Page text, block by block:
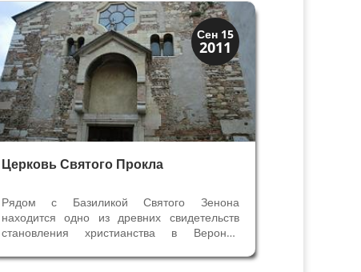
католических соборах, в Сан Фермо мы...
Сен 15
2011
Скрытая Верона
Церкви
Церковь Святого Прокла
Рядом с Базиликой Святого Зенона
находится одно из древних свидетельств
становления христианства в Вероне.
память о пятнадцати столетиях истории. В